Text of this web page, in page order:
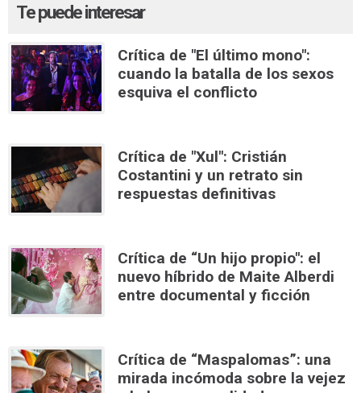
Te puede interesar
Crítica de "El último mono":
cuando la batalla de los sexos
esquiva el conflicto
Crítica de "Xul": Cristián
Costantini y un retrato sin
respuestas definitivas
Crítica de “Un hijo propio": el
nuevo híbrido de Maite Alberdi
entre documental y ficción
Crítica de “Maspalomas”: una
mirada incómoda sobre la vejez